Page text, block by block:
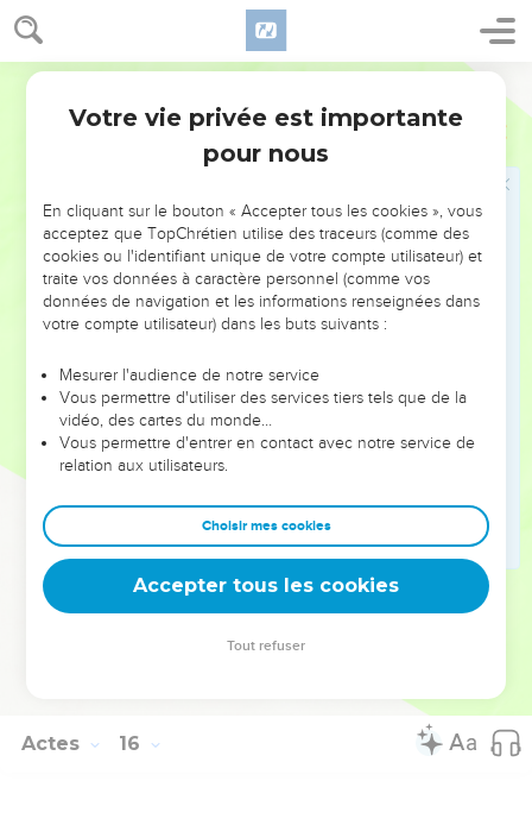
Actes 15
33 Au bout de quelque temps, ceux-ci les laissèrent retourner
en paix vers ceux qui les avaient envoyés.
34
Paul et Barnabas restèrent à Antioche ; ils enseignaient et
annonçaient avec beaucoup d'autres la bonne nouvelle de la
Paul et Barnabas se séparent
Quelques jours plus tard, Paul dit à Barnabas :
« Retournons visiter nos frères et sœurs dans toutes les villes
comment ils vont. »
Barnabas voulait emmener aussi Jean, surnommé Marc,
mais Paul estimait qu'il ne fallait pas prendre avec eux
celui qui les avait quittés depuis la Pamphylie et ne les avait
pas accompagnés dans leur tâche.
Ce désaccord fut assez vif pour qu'ils se séparent l'un de
l'autre. Barnabas prit Marc avec lui et embarqua pour l'île de
Chypre.
Actes 16
Votre vie privée est importante
pour nous
En cliquant sur le bouton « Accepter tous les cookies », vous
acceptez que TopChrétien utilise des traceurs (comme des
cookies ou l'identifiant unique de votre compte utilisateur) et
traite vos données à caractère personnel (comme vos
données de navigation et les informations renseignées dans
votre compte utilisateur) dans les buts suivants :
Mesurer l'audience de notre service
Vous permettre d'utiliser des services tiers tels que de la
vidéo, des cartes du monde…
Vous permettre d'entrer en contact avec notre service de
relation aux utilisateurs.
Choisir mes cookies
Accepter tous les cookies
Tout refuser